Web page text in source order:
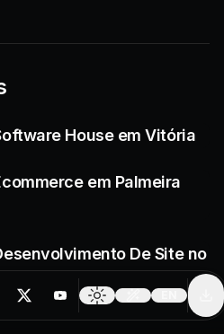
House em Vitória
em Palmeira
De Site no
Creator Tools
Change